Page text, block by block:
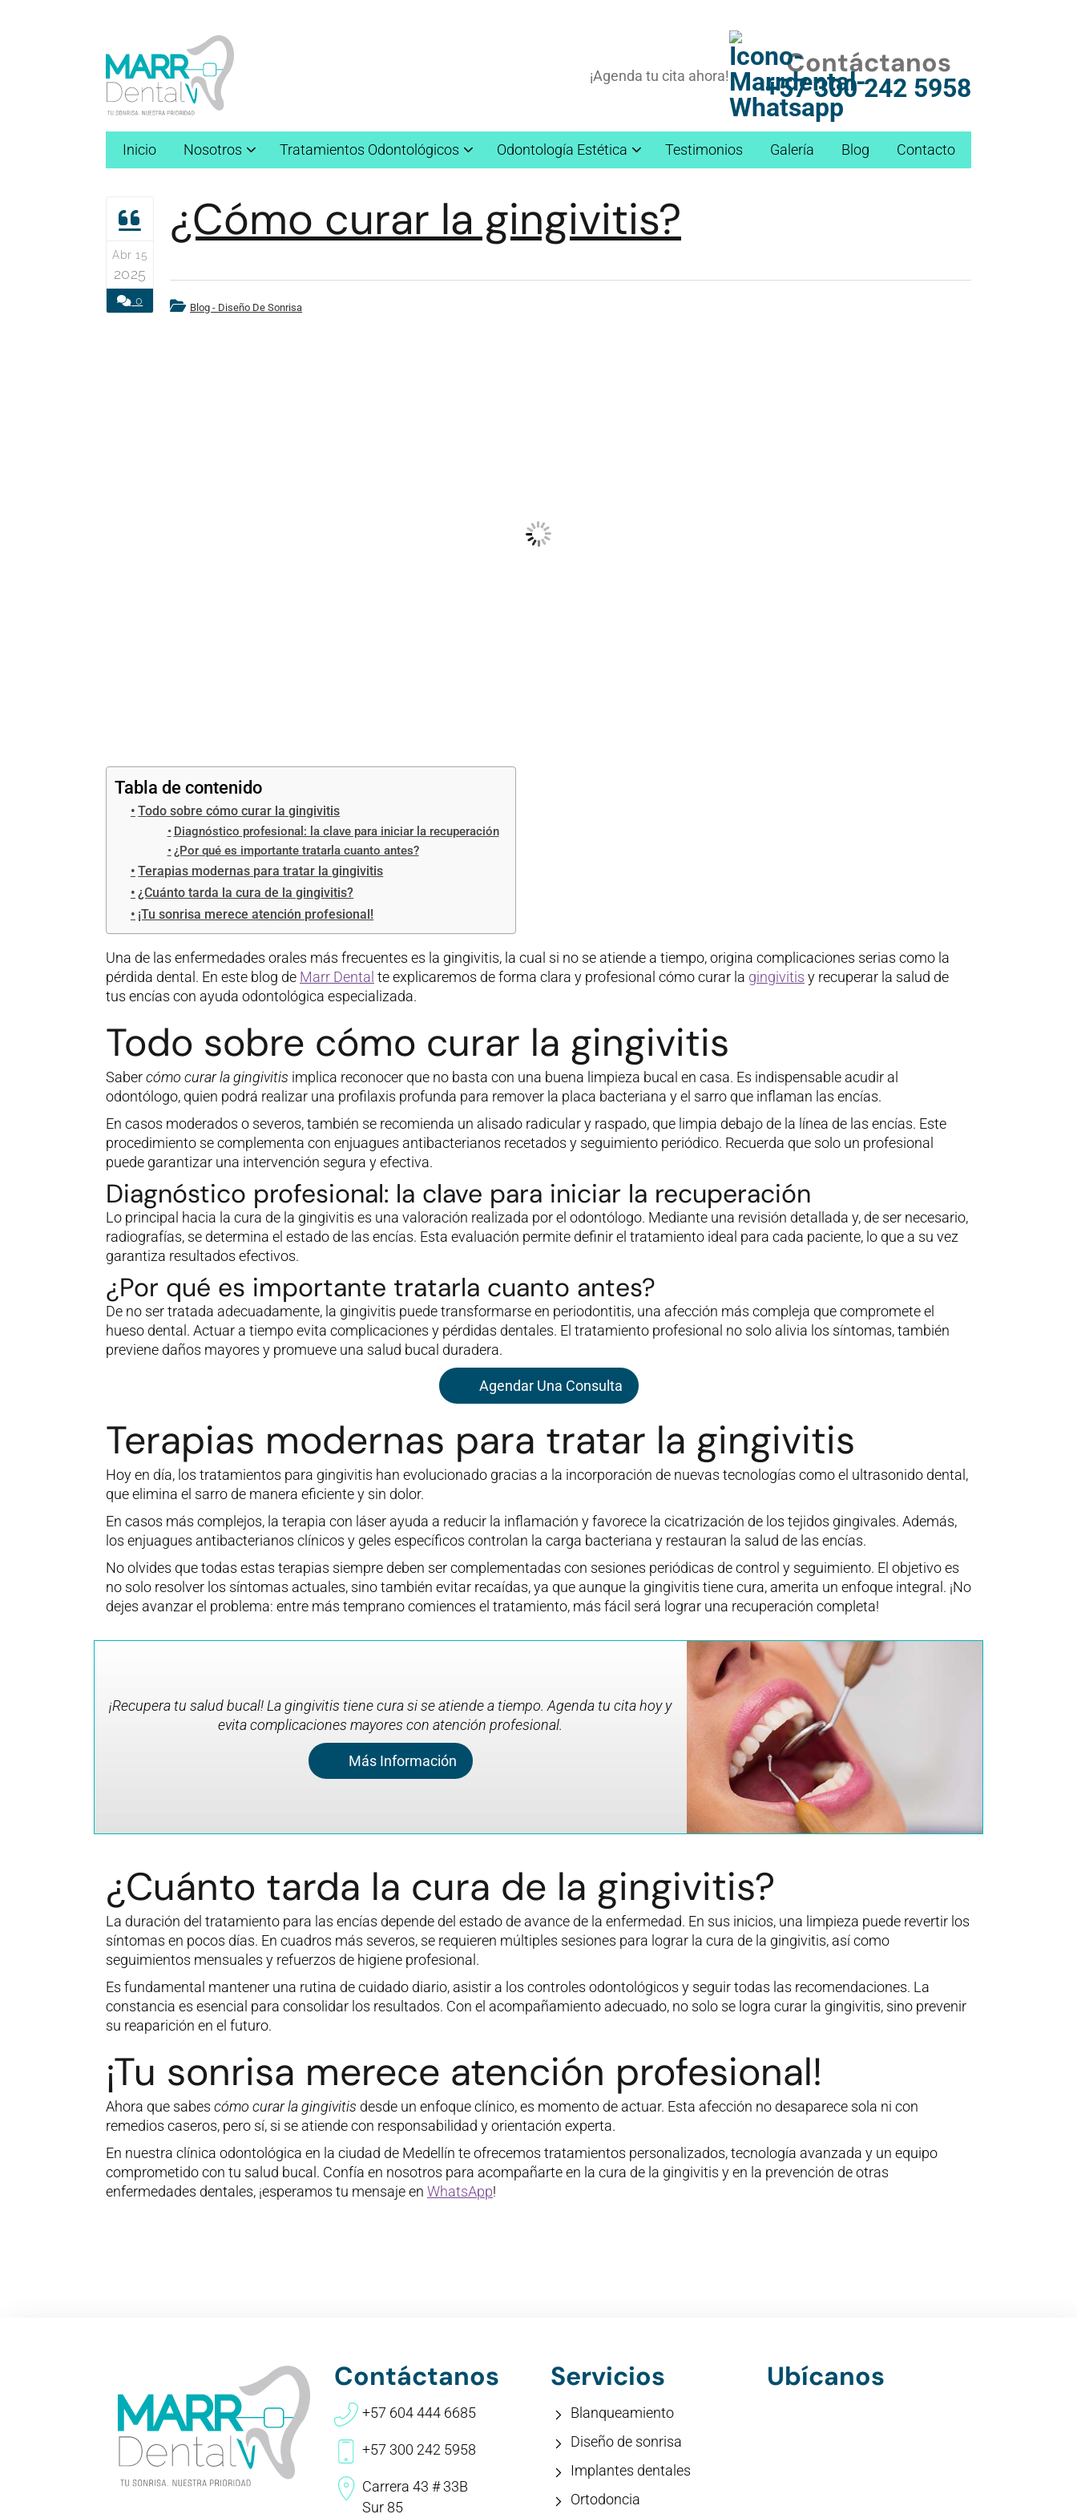
¡Agenda tu cita ahora! Contáctanos
+57 300 242 5958
Inicio Nosotros Tratamientos Odontológicos Odontología Estética Testimonios Galería Blog Contacto
Abr 15
2025
0
¿Cómo curar la gingivitis?
Blog - Diseño De Sonrisa
Tabla de contenido
Todo sobre cómo curar la gingivitis
Diagnóstico profesional: la clave para iniciar la recuperación
¿Por qué es importante tratarla cuanto antes?
Terapias modernas para tratar la gingivitis
¿Cuánto tarda la cura de la gingivitis?
¡Tu sonrisa merece atención profesional!
Una de las enfermedades orales más frecuentes es la gingivitis, la cual si no se atiende a tiempo, origina complicaciones serias como la
pérdida dental. En este blog de Marr Dental te explicaremos de forma clara y profesional cómo curar la gingivitis y recuperar la salud de
tus encías con ayuda odontológica especializada.
Todo sobre cómo curar la gingivitis
Sabercómo curar la gingivitis implica reconocer que no basta con una buena limpieza bucal en casa. Es indispensable acudir al
odontólogo, quien podrá realizar una profilaxis profunda para remover la placa bacteriana y el sarro que inflaman las encías.
En casos moderados o severos, también se recomienda un alisado radicular y raspado, que limpia debajo de la línea de las encías. Este
procedimiento se complementa con enjuagues antibacterianos recetados y seguimiento periódico. Recuerda que solo un profesional
puede garantizar una intervención segura y efectiva.
Diagnóstico profesional: la clave para iniciar la recuperación
Lo principal hacia la cura de la gingivitis es una valoración realizada por el odontólogo. Mediante una revisión detallada y, de ser necesario,
radiografías, se determina el estado de las encías. Esta evaluación permite definir el tratamiento ideal para cada paciente, lo que a su vez
garantiza resultados efectivos.
¿Por qué es importante tratarla cuanto antes?
De no ser tratada adecuadamente, la gingivitis puede transformarse en periodontitis, una afección más compleja que compromete el
hueso dental. Actuar a tiempo evita complicaciones y pérdidas dentales. El tratamiento profesional no solo alivia los síntomas, también
previene daños mayores y promueve una salud bucal duradera.
Agendar Una Consulta
Terapias modernas para tratar la gingivitis
Hoy en día, los tratamientos para gingivitis han evolucionado gracias a la incorporación de nuevas tecnologías como el ultrasonido dental,
que elimina el sarro de manera eficiente y sin dolor.
En casos más complejos, la terapia con láser ayuda a reducir la inflamación y favorece la cicatrización de los tejidos gingivales. Además,
los enjuagues antibacterianos clínicos y geles específicos controlan la carga bacteriana y restauran la salud de las encías.
No olvides que todas estas terapias siempre deben ser complementadas con sesiones periódicas de control y seguimiento. El objetivo es
no solo resolver los síntomas actuales, sino también evitar recaídas, ya que aunque la gingivitis tiene cura, amerita un enfoque integral. ¡No
dejes avanzar el problema: entre más temprano comiences el tratamiento, más fácil será lograr una recuperación completa!
¡Recupera tu salud bucal! La gingivitis tiene cura si se atiende a tiempo. Agenda tu cita hoy y
evita complicaciones mayores con atención profesional.
Más Información
¿Cuánto tarda la cura de la gingivitis?
La duración del tratamiento para las encías depende del estado de avance de la enfermedad. En sus inicios, una limpieza puede revertir los
síntomas en pocos días. En cuadros más severos, se requieren múltiples sesiones para lograr la cura de la gingivitis, así como
seguimientos mensuales y refuerzos de higiene profesional.
Es fundamental mantener una rutina de cuidado diario, asistir a los controles odontológicos y seguir todas las recomendaciones. La
constancia es esencial para consolidar los resultados. Con el acompañamiento adecuado, no solo se logra curar la gingivitis, sino prevenir
su reaparición en el futuro.
¡Tu sonrisa merece atención profesional!
Ahora que sabes cómo curar la gingivitis desde un enfoque clínico, es momento de actuar. Esta afección no desaparece sola ni con
remedios caseros, pero sí, si se atiende con responsabilidad y orientación experta.
En nuestra clínica odontológica en la ciudad de Medellín te ofrecemos tratamientos personalizados, tecnología avanzada y un equipo
comprometido con tu salud bucal. Confía en nosotros para acompañarte en la cura de la gingivitis y en la prevención de otras
enfermedades dentales, ¡esperamos tu mensaje en WhatsApp!
Contáctanos
+57 604 444 6685
+57 300 242 5958
Carrera 43 # 33B
Sur 85
Servicios
Blanqueamiento
Diseño de sonrisa
Implantes dentales
Ortodoncia
Ubícanos